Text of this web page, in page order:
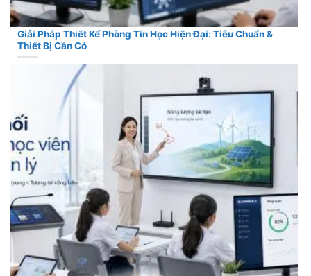
Giải Pháp Thiết Kế Phòng Tin Học Hiện Đại: Tiêu Chuẩn &
Thiết Bị Cần Có